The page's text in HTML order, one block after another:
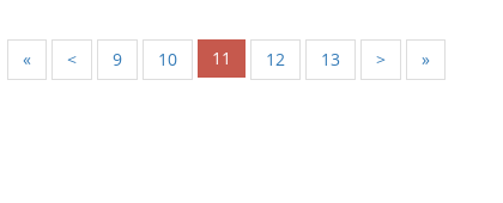
« < 9 10 11 12 13 > »